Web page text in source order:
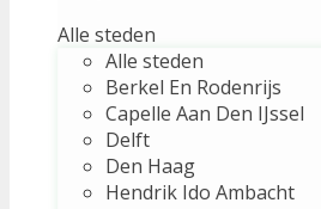
Alle steden
Alle steden
Berkel En Rodenrijs
Capelle Aan Den IJssel
Delft
Den Haag
Hendrik Ido Ambacht